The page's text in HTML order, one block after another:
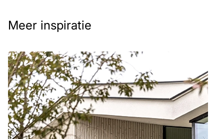
Meer inspiratie